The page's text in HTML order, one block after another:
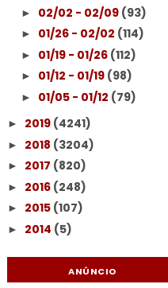
► 02/02 - 02/09 (93)
► 01/26 - 02/02 (114)
► 01/19 - 01/26 (112)
► 01/12 - 01/19 (98)
► 01/05 - 01/12 (79)
► 2019 (4241)
► 2018 (3204)
► 2017 (820)
► 2016 (248)
► 2015 (107)
► 2014 (5)
ANÚNCIO